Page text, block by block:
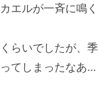
エルが一斉に鳴く
らいでしたが、
てしまったなあ